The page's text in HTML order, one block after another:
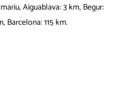
Aiguablava: 3 km, Begur:
Barcelona: 115 km.